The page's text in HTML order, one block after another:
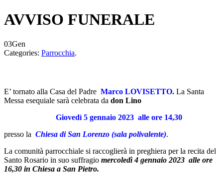
AVVISO FUNERALE
03Gen
Categories: Parrocchia.
E’ tornato alla Casa del Padre Marco LOVISETTO. La Santa
Messa esequiale sarà celebrata da don Lino
Giovedì 5 gennaio 2023 alle ore 14,30
presso la Chiesa di San Lorenzo (sala polivalente).
La comunità parrocchiale si raccoglierà in preghiera per la recita del
Santo Rosario in suo suffragio mercoledì 4 gennaio 2023 alle ore
16,30 in Chiesa a San Pietro.